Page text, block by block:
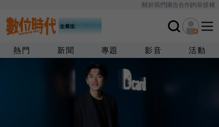
關於我們廣告合作內容授權
熱門 新聞 專題 影音 活動